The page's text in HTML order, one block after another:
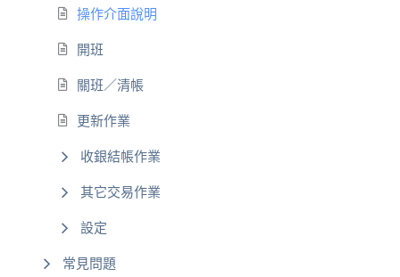
操作介面說明
開班
關班／清帳
更新作業
收銀結帳作業
其它交易作業
設定
常見問題